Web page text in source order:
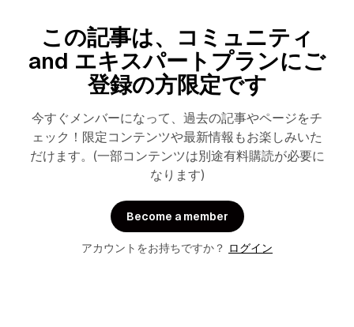
この記事は、コミュニティ
and エキスパートプランにご
登録の方限定です
今すぐメンバーになって、過去の記事やページをチ
ェック！限定コンテンツや最新情報もお楽しみいた
だけます。(一部コンテンツは別途有料購読が必要に
なります)
Become a member
アカウントをお持ちですか？ ログイン